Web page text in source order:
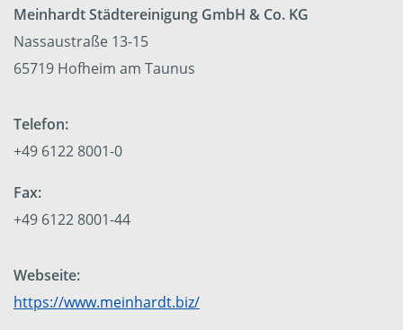
Meinhardt Städtereinigung GmbH & Co. KG
Nassaustraße 13-15
65719 Hofheim am Taunus
Telefon:
+49 6122 8001-0
Fax:
+49 6122 8001-44
Webseite:
https://www.meinhardt.biz/